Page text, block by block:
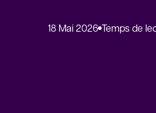
18 Mai 2026 Temps de